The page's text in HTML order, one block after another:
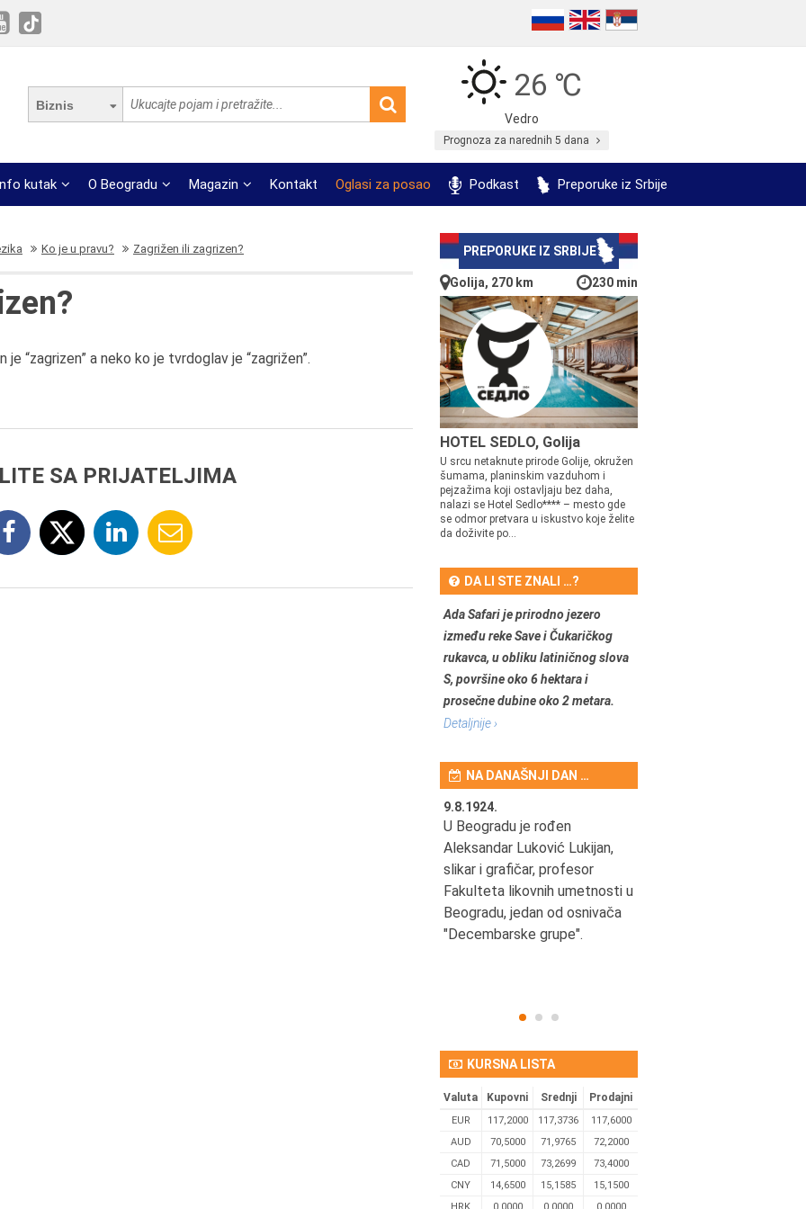
Biznis
26 ℃
Vedro
Prognoza za narednih 5 dana
kutak O Beogradu Magazin Kontakt Oglasi za posao Podkast Preporuke iz Srbije
Ko je u pravu? Zagrižen ili zagrizen?
“zagrizen” a neko ko je tvrdoglav je “zagrižen”.
SA PRIJATELJIMA
PREPORUKE IZ SRBIJE
Golija, 270 km 230 min
HOTEL SEDLO, Golija
U srcu netaknute prirode Golije, okružen
šumama, planinskim vazduhom i
pejzažima koji ostavljaju bez daha,
nalazi se Hotel Sedlo**** – mesto gde
se odmor pretvara u iskustvo koje želite
da doživite po...
DA LI STE ZNALI …?
Ada Safari je prirodno jezero
između reke Save i Čukaričkog
rukavca, u obliku latiničnog slova
S, površine oko 6 hektara i
prosečne dubine oko 2 metara.
Detaljnije ›
NA DANAŠNJI DAN …
9.8.1924.
U Beogradu je rođen
Aleksandar Luković Lukijan,
slikar i grafičar, profesor
Fakulteta likovnih umetnosti u
Beogradu, jedan od osnivača
"Decembarske grupe".
KURSNA LISTA
Valuta Kupovni Srednji Prodajni
EUR 117,2000 117,3736
117,6000
AUD
70,5000 71,9765
72,2000
CAD
71,5000 73,2699
73,4000
CNY
14,6500 15,1585
15,1500
HRK
0,0000 0,0000 0,0000